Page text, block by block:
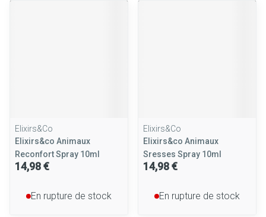
Elixirs&Co
Elixirs&co Animaux
Reconfort Spray 10ml
14,98 €
En rupture de stock
Elixirs&Co
Elixirs&co Animaux
Sresses Spray 10ml
14,98 €
En rupture de stock